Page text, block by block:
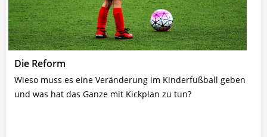
Die Reform
Wieso muss es eine Veränderung im Kinderfußball geben
und was hat das Ganze mit Kickplan zu tun?